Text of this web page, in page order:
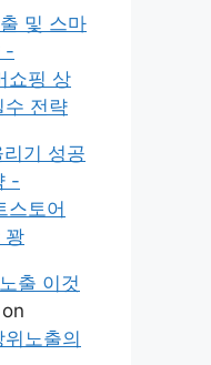
및 스마
-
쇼핑 상
수 전략
기 성공
-
스토어
꽝
출 이것
on
노출의